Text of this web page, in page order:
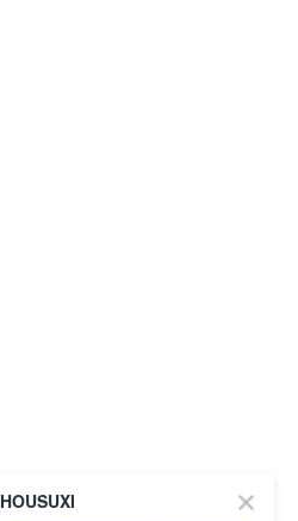
HOUSUXI